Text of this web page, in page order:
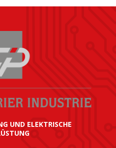
UND ELEKTRISCHE